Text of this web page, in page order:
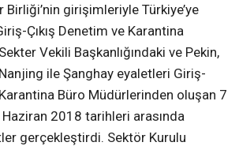
Birliği’nin girişimleriyle Türkiye’ye
Çıkış Denetim ve Karantina
Vekili Başkanlığındaki ve Pekin,
ile Şanghay eyaletleri Giriş-
Karantina Büro Müdürlerinden oluşan 7
2018 tarihleri arasında
gerçekleştirdi. Sektör Kurulu